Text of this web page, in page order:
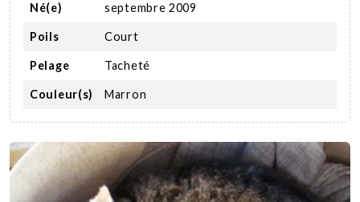
Né(e) septembre 2009
Poils Court
Pelage Tacheté
Couleur(s) Marron